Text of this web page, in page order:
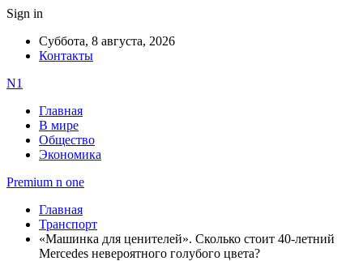
Sign in
Суббота, 8 августа, 2026
Контакты
N1
Главная
В мире
Общество
Экономика
Premium n one
Главная
Транспорт
«Машинка для ценителей». Сколько стоит 40-летний
Mercedes невероятного голубого цвета?